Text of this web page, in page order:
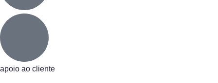
apoio ao cliente